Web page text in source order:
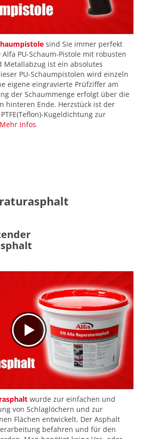
sind Sie immer perfekt
PU-Schaum-Pistole mit robusten
Metallabzug ist ein absolutes
PU-Schaumpistolen wird einzeln
eigene eingravierte Prüfziffer am
der Schaummenge erfolgt über die
hinteren Ende. Herzstück ist der
Kugeldichtung zur
Mehr Infos
wurde zur einfachen und
von Schlaglöchern und zur
Flächen entwickelt. Der Asphalt
befahren und für den